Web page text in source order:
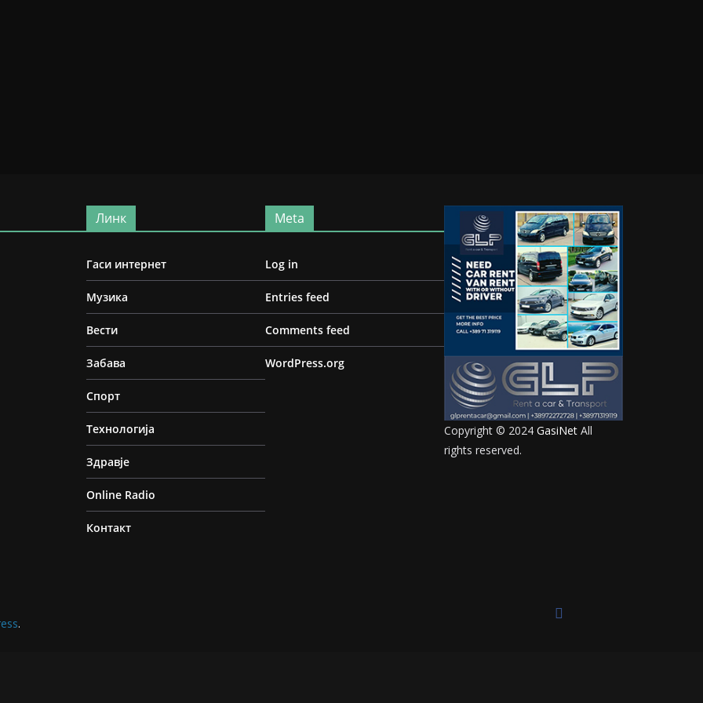
Линк
Гаси интернет
Музика
Вести
Забава
Спорт
Технологија
Здравје
Online Radio
Контакт
Meta
Log in
Entries feed
Comments feed
WordPress.org
Copyright © 2024 GasiNet All
rights reserved.
.